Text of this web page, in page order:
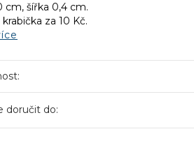
cm, šířka 0,4 cm.
za 10 Kč.
doručit do: